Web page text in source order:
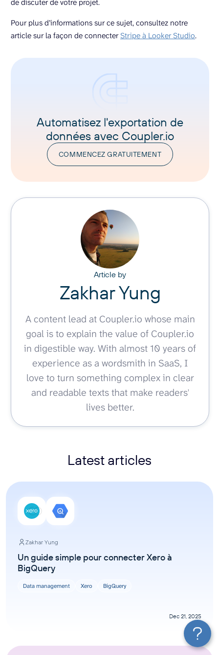
de discuter de votre projet.
Pour plus d’informations sur ce sujet, consultez notre
article sur la façon de connecterStripe à Looker Studio.
Automatisez l'exportation de
données avec Coupler.io
COMMENCEZ GRATUITEMENT
Article by
Zakhar Yung
A content lead at Coupler.io whose main
goal is to explain the value of Coupler.io
in digestible way. With almost 10 years of
experience as a wordsmith in SaaS, I
love to turn something complex in clear
and readable texts that make readers'
lives better.
Latest articles
Zakhar Yung
Un guide simple pour connecter Xero à
BigQuery
Data management Xero BigQuery
Dec 21, 2025